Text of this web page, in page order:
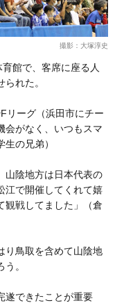
撮影：大塚淳史
館で、客席に座る人
れた。
リーグ（浜田市にチー
会がなく、いつもスマ
の兄弟）
山陰地方は日本代表の
江で開催してくれて嬉
観戦してました」（倉
り鳥取を含めて山陰地
。
遂できたことが重要